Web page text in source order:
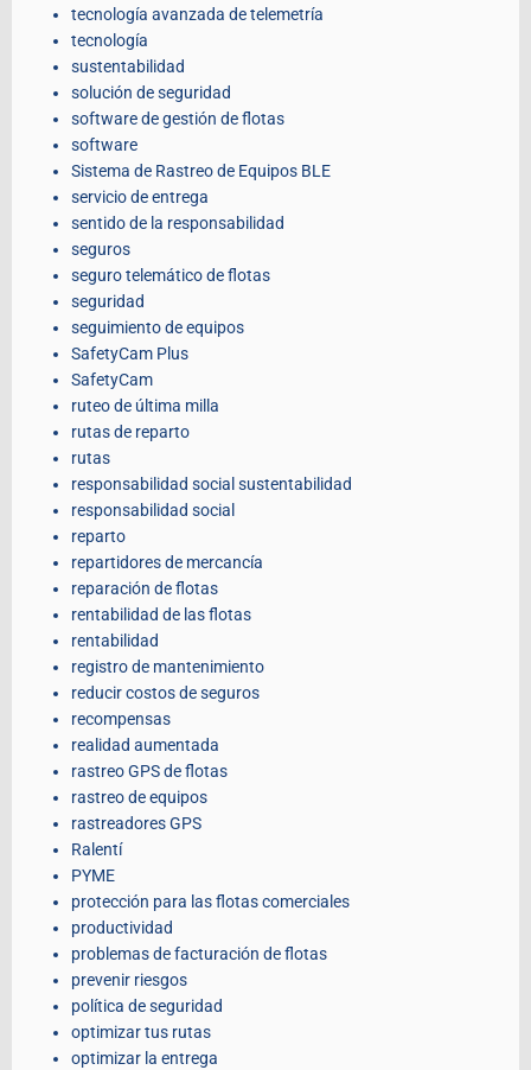
tecnología avanzada de telemetría
tecnología
sustentabilidad
solución de seguridad
software de gestión de flotas
software
Sistema de Rastreo de Equipos BLE
servicio de entrega
sentido de la responsabilidad
seguros
seguro telemático de flotas
seguridad
seguimiento de equipos
SafetyCam Plus
SafetyCam
ruteo de última milla
rutas de reparto
rutas
responsabilidad social sustentabilidad
responsabilidad social
reparto
repartidores de mercancía
reparación de flotas
rentabilidad de las flotas
rentabilidad
registro de mantenimiento
reducir costos de seguros
recompensas
realidad aumentada
rastreo GPS de flotas
rastreo de equipos
rastreadores GPS
Ralentí
PYME
protección para las flotas comerciales
productividad
problemas de facturación de flotas
prevenir riesgos
política de seguridad
optimizar tus rutas
optimizar la entrega